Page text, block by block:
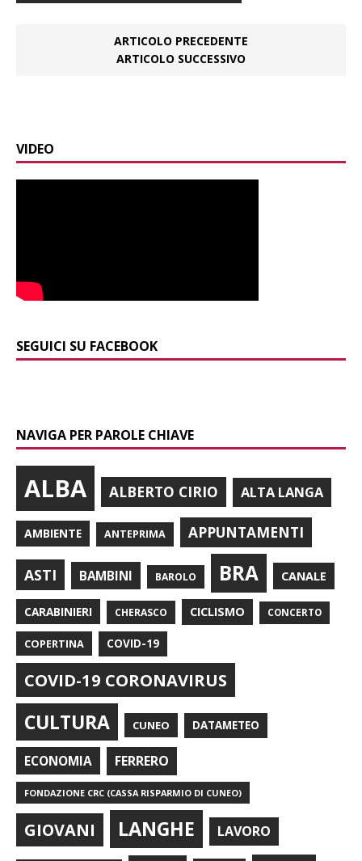
ARTICOLO PRECEDENTE
ARTICOLO SUCCESSIVO
VIDEO
SEGUICI SU FACEBOOK
NAVIGA PER PAROLE CHIAVE
ALBA ALBERTO CIRIO ALTA LANGA
AMBIENTE ANTEPRIMA APPUNTAMENTI
ASTI BAMBINI BAROLO BRA CANALE
CARABINIERI CHERASCO CICLISMO CONCERTO
COPERTINA COVID-19
COVID-19 CORONAVIRUS
CULTURA CUNEO DATAMETEO
ECONOMIA FERRERO
FONDAZIONE CRC (CASSA RISPARMIO DI CUNEO)
GIOVANI LANGHE LAVORO